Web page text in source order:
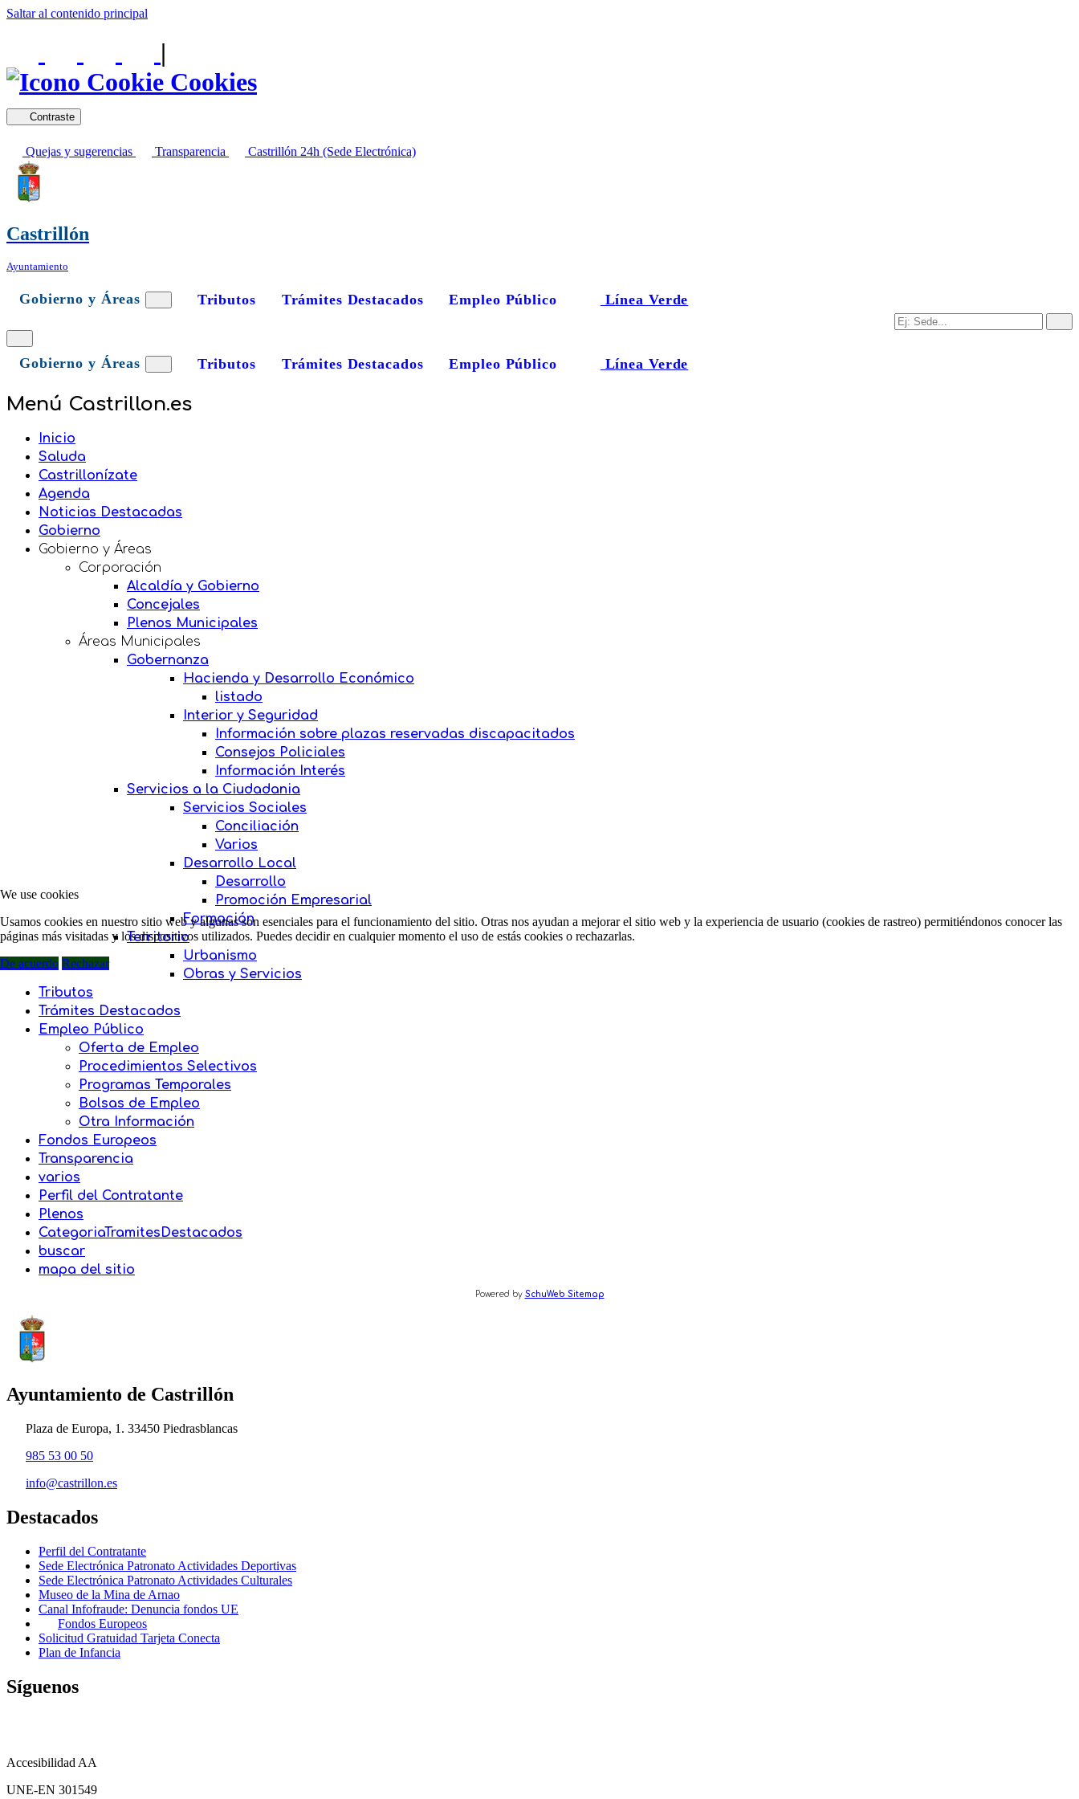
Saltar al contenido principal
|
Cookies
Contraste
Quejas y sugerencias Transparencia Castrillón 24h (Sede Electrónica)
Castrillón
Ayuntamiento
Gobierno y Áreas Tributos Trámites Destacados Empleo Público Línea Verde
Gobierno y Áreas Tributos Trámites Destacados Empleo Público Línea Verde
Menú Castrillon.es
Inicio
Saluda
Castrillonízate
Agenda
Noticias Destacadas
Gobierno
Gobierno y Áreas
Corporación
Alcaldía y Gobierno
Concejales
Plenos Municipales
Áreas Municipales
Gobernanza
Hacienda y Desarrollo Económico
listado
Interior y Seguridad
Información sobre plazas reservadas discapacitados
Consejos Policiales
Información Interés
Servicios a la Ciudadania
Servicios Sociales
Conciliación
Varios
Desarrollo Local
Desarrollo
Promoción Empresarial
Formación
Territorio
Urbanismo
Obras y Servicios
Tributos
Trámites Destacados
Empleo Público
Oferta de Empleo
Procedimientos Selectivos
Programas Temporales
Bolsas de Empleo
Otra Información
Fondos Europeos
Transparencia
varios
Perfil del Contratante
Plenos
CategoriaTramitesDestacados
buscar
mapa del sitio
Powered by SchuWeb Sitemap
Ayuntamiento de Castrillón
Plaza de Europa, 1. 33450 Piedrasblancas
985 53 00 50
info@castrillon.es
Destacados
Perfil del Contratante
Sede Electrónica Patronato Actividades Deportivas
Sede Electrónica Patronato Actividades Culturales
Museo de la Mina de Arnao
Canal Infofraude: Denuncia fondos UE
Fondos Europeos
Solicitud Gratuidad Tarjeta Conecta
Plan de Infancia
Síguenos
Accesibilidad AA
UNE-EN 301549
We use cookies
Usamos cookies en nuestro sitio web y algunas son esenciales para el funcionamiento del sitio. Otras nos ayudan a mejorar el sitio web y la experiencia de usuario (cookies de rastreo) permitiéndonos conocer las
páginas más visitadas y los dispositivos utilizados. Puedes decidir en cualquier momento el uso de estás cookies o rechazarlas.
De acuerdo Rechazar